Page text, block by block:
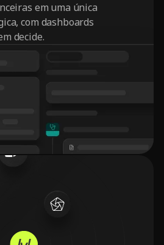
em uma única
com dashboards
decide.